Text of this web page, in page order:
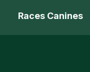
Races Canines